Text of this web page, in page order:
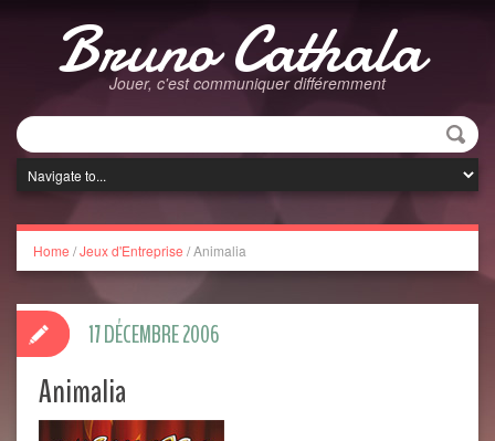
Bruno Cathala
Jouer, c'est communiquer différemment
Home /Jeux d'Entreprise /Animalia
Animalia
17 DÉCEMBRE 2006